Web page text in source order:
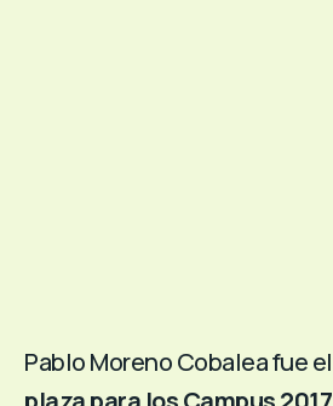
Pablo Moreno Cobalea fue el